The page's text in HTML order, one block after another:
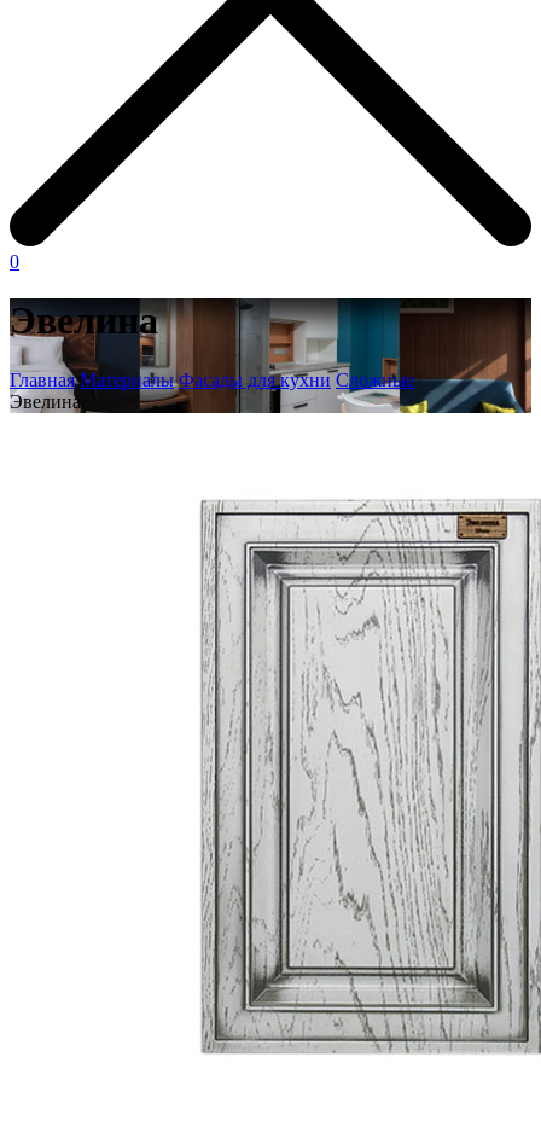
0
Эвелина
Главная Материалы Фасады для кухни Сложные
Эвелина